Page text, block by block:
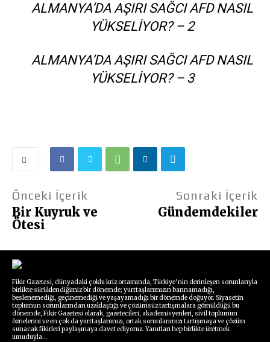
ALMANYA’DA AŞIRI SAĞCI AFD NASIL
YÜKSELIYOR? – 2
ALMANYA’DA AŞIRI SAĞCI AFD NASIL
YÜKSELIYOR? – 3
Önceki İçerik
Bir Kuyruk ve
Ötesi
Sonraki İçerik
Gündemdekiler
Fikir Gazetesi, dünyadaki çoklu kriz ortamında, Türkiye’nin derinleşen sorunlarıyla
birlikte sürüklendiğimiz bir dönemde; yurttaşlarımızın barınamadığı,
beslenemediği, geçinemediği ve yaşayamadığı bir dönemde doğuyor. Siyasetin
toplumun sorunlarından uzaklaştığı ve çözümsüz tartışmalara gömüldüğü bu
dönemde, Fikir Gazetesi olarak, gazetecileri, akademisyenleri, sivil toplumun
öznelerini ve en çok da yurttaşlarımızı, ortak sorunlarımızı tartışmaya ve çözüm
sunacak fikirleri paylaşmaya davet ediyoruz. Yanıtları hep birlikte üretmek
umuduyla...